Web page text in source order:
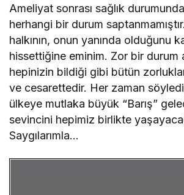
Ameliyat sonrası sağlık
herhangi bir durum
halkının, onun yanında olduğunu
hissettiğine eminim. Zor bir durum
hepinizin bildiği gibi bütün
ve cesarettedir. Her zaman
ülkeye mutlaka büyük “Barış”
sevincini hepimiz birlikte
Saygılarımla…